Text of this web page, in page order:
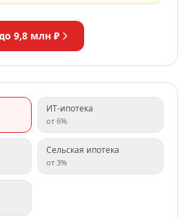
9,8 млн ₽
ИТ-ипотека
от 6%
Сельская ипотека
от 3%